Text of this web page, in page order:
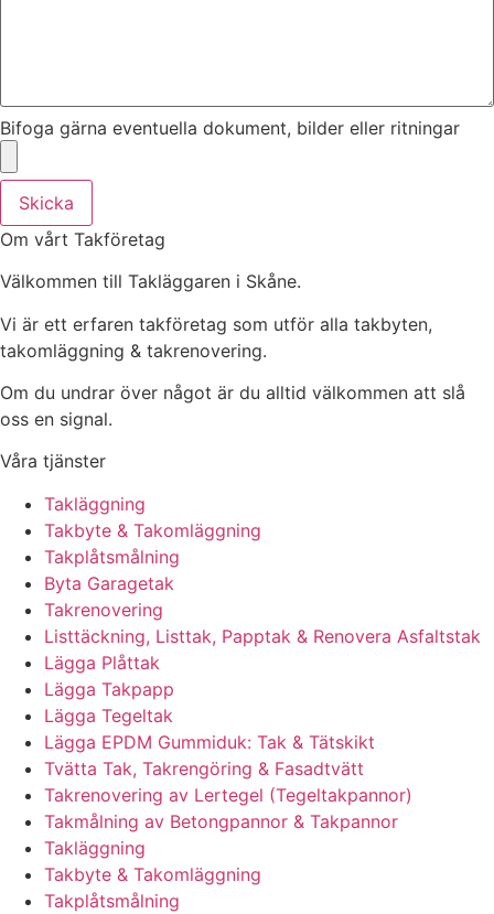
Bifoga gärna eventuella dokument, bilder eller ritningar
Skicka
Om vårt Takföretag
Välkommen till Takläggaren i Skåne.
Vi är ett erfaren takföretag som utför alla takbyten,
takomläggning & takrenovering.
Om du undrar över något är du alltid välkommen att slå
oss en signal.
Våra tjänster
Takläggning
Takbyte & Takomläggning
Takplåtsmålning
Byta Garagetak
Takrenovering
Listtäckning, Listtak, Papptak & Renovera Asfaltstak
Lägga Plåttak
Lägga Takpapp
Lägga Tegeltak
Lägga EPDM Gummiduk: Tak & Tätskikt
Tvätta Tak, Takrengöring & Fasadtvätt
Takrenovering av Lertegel (Tegeltakpannor)
Takmålning av Betongpannor & Takpannor
Takläggning
Takbyte & Takomläggning
Takplåtsmålning